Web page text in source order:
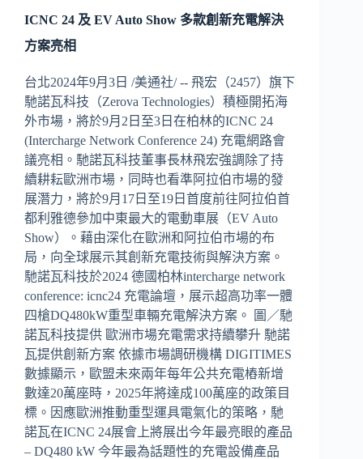
ICNC 24 及 EV Auto Show 多款創新充電解決
方案亮相
台北2024年9月3日 /美通社/ -- 飛宏（2457）旗下
馳諾瓦科技（Zerova Technologies）積極開拓海
外市場，將於9月2日至3日在柏林的ICNC 24
(Intercharge Network Conference 24) 充電網路會
議亮相。馳諾瓦科技董事長林飛宏強調除了持
續耕耘歐洲市場，同時也看準阿拉伯市場的發
展潛力，將於9月17日至19日首度前往阿拉伯首
都利雅德參加中東最大的電動車展（EV Auto
Show）。藉由深化在歐洲和阿拉伯市場的布
局，向全球展示其創新充電技術與解決方案。
馳諾瓦科技於2024 德國柏林intercharge network
conference: icnc24 充電論壇，展示超高功率一體
四槍DQ480kW重型車輛充電解決方案。 圖／馳
諾瓦科技提供 歐洲市場充電需求持續攀升 馳諾
瓦提供創新方案 依據市場調研機構 DIGITIMES
數據顯示，歐盟未來兩年每年公共充電樁新增
數達20萬座時，2025年將達成100萬座的政策目
標。因應歐洲推動重型運具電氣化的策略，馳
諾瓦在ICNC 24展會上將展出今年最亮眼的產品
– DQ480 kW 今年最為話題性的充電設備產品